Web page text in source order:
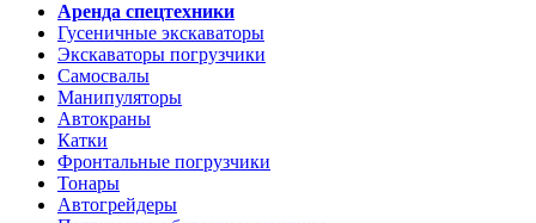
Аренда спецтехники
Гусеничные экскаваторы
Экскаваторы погрузчики
Самосвалы
Манипуляторы
Автокраны
Катки
Фронтальные погрузчики
Тонары
Автогрейдеры